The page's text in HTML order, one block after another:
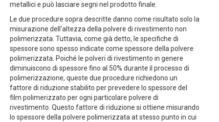
metallici e può lasciare segni nel prodotto finale.
Le due procedure sopra descritte danno come risultato solo la
misurazione dell'altezza della polvere di rivestimento non
polimerizzata. Tuttavia, come già detto, le specifiche di
spessore sono spesso indicate come spessore della polvere
polimerizzata. Poiché le polveri di rivestimento in genere
diminuiscono di spessore fino al 50% durante il processo di
polimerizzazione, queste due procedure richiedono un
fattore di riduzione stabilito per prevedere lo spessore del
film polimerizzato per ogni particolare polvere di
rivestimento. Questo fattore di riduzione si ottiene misurando
lo spessore della polvere polimerizzata at stesso punto in cui